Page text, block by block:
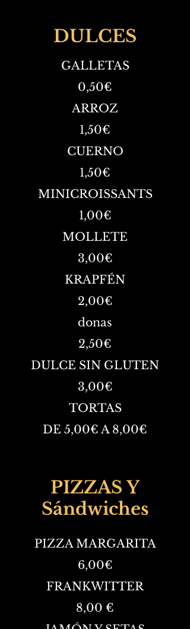
DULCES
GALLETAS
0,50€
ARROZ
1,50€
CUERNO
1,50€
MINICROISSANTS
1,00€
MOLLETE
3,00€
KRAPFÉN
2,00€
donas
2,50€
DULCE SIN GLUTEN
3,00€
TORTAS
DE 5,00€ A 8,00€
PIZZAS Y
Sándwiches
PIZZA MARGARITA
6,00€
FRANKWITTER
8,00 €